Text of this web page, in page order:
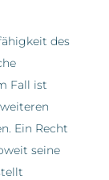
des
Fall ist
Ein Recht
seine